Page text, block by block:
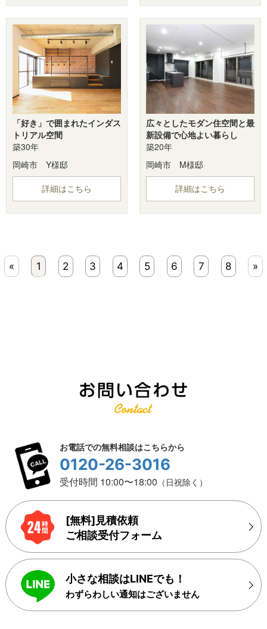
「好き」で囲まれたインダス
トリアル空間
築30年
岡崎市 Y様邸
詳細はこちら
広々としたモダン住空間と最
新設備で心地よい暮らし
築20年
岡崎市 M様邸
詳細はこちら
« 1 2 3 4 5 6 7 8 »
お電話での無料相談はこちらから
0120-26-3016
受付時間 10:00〜18:00 （日祝除く）
[無料]見積依頼
ご相談受付フォーム
小さな相談はLINEでも！
わずらわしい通知はございません